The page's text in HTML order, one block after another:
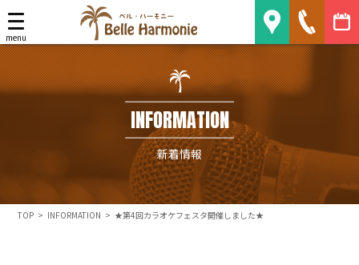
menu
INFORMATION
新着情報
TOP > INFORMATION > ★第4回カラオケフェスタ開催しました★